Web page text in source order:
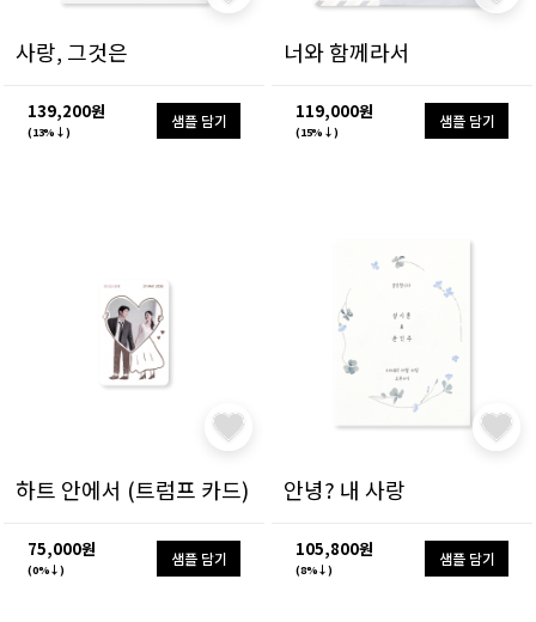
사랑, 그것은
139,200원
(13%↓)
샘플 담기
너와 함께라서
119,000원
(15%↓)
샘플 담기
하트 안에서 (트럼프 카드)
75,000원
(0%↓)
샘플 담기
안녕? 내 사랑
105,800원
(8%↓)
샘플 담기